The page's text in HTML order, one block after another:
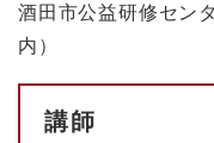
酒田市公益研修セン
内）
講師